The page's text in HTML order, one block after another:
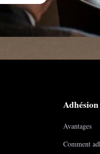
Adhésion
Avantages
Comment